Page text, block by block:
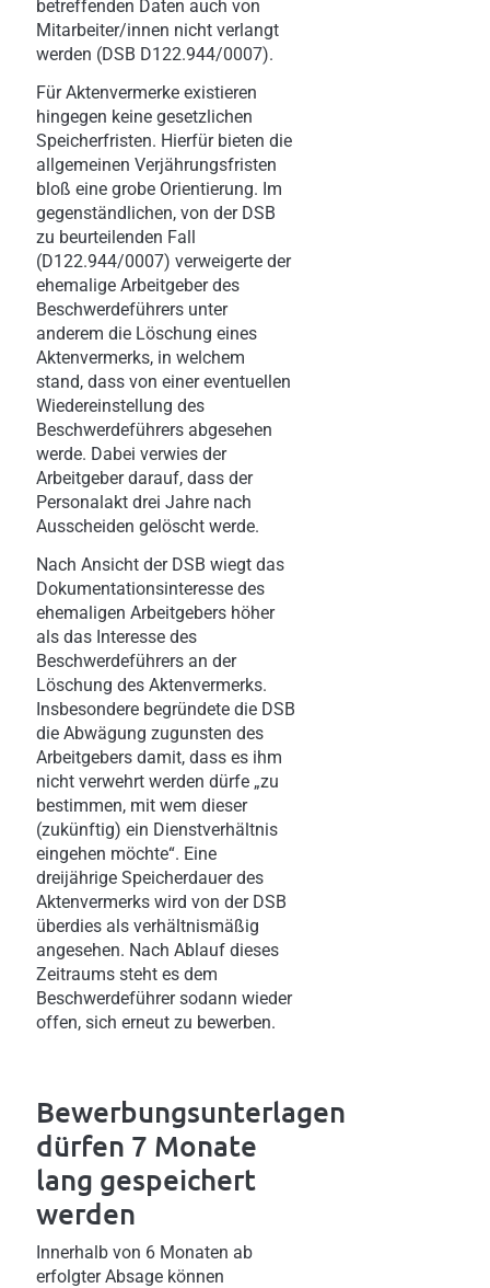
betreffenden Daten auch von
Mitarbeiter/innen nicht verlangt
werden (DSB D122.944/0007).
Für Aktenvermerke existieren
hingegen keine gesetzlichen
Speicherfristen. Hierfür bieten die
allgemeinen Verjährungsfristen
bloß eine grobe Orientierung. Im
gegenständlichen, von der DSB
zu beurteilenden Fall
(D122.944/0007) verweigerte der
ehemalige Arbeitgeber des
Beschwerdeführers unter
anderem die Löschung eines
Aktenvermerks, in welchem
stand, dass von einer eventuellen
Wiedereinstellung des
Beschwerdeführers abgesehen
werde. Dabei verwies der
Arbeitgeber darauf, dass der
Personalakt drei Jahre nach
Ausscheiden gelöscht werde.
Nach Ansicht der DSB wiegt das
Dokumentationsinteresse des
ehemaligen Arbeitgebers höher
als das Interesse des
Beschwerdeführers an der
Löschung des Aktenvermerks.
Insbesondere begründete die DSB
die Abwägung zugunsten des
Arbeitgebers damit, dass es ihm
nicht verwehrt werden dürfe „zu
bestimmen, mit wem dieser
(zukünftig) ein Dienstverhältnis
eingehen möchte“. Eine
dreijährige Speicherdauer des
Aktenvermerks wird von der DSB
überdies als verhältnismäßig
angesehen. Nach Ablauf dieses
Zeitraums steht es dem
Beschwerdeführer sodann wieder
offen, sich erneut zu bewerben.
Bewerbungsunterlagen
dürfen 7 Monate
lang gespeichert
werden
Innerhalb von 6 Monaten ab
erfolgter Absage können